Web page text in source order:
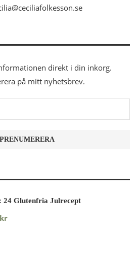
direkt i din inkorg.
på mitt nyhetsbrev.
24 Glutenfria Julrecept
kr